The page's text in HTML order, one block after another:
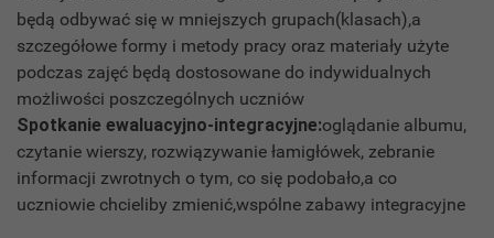
będą odbywać się w mniejszych grupach(klasach),a
szczegółowe formy i metody pracy oraz materiały użyte
podczas zajęć będą dostosowane do indywidualnych
możliwości poszczególnych uczniów
Spotkanie ewaluacyjno-integracyjne:oglądanie albumu,
czytanie wierszy, rozwiązywanie łamigłówek, zebranie
informacji zwrotnych o tym, co się podobało,a co
uczniowie chcieliby zmienić,wspólne zabawy integracyjne